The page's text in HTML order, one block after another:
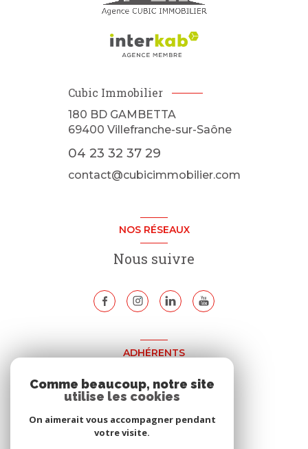
Cubic Immobilier
180 BD GAMBETTA
69400 Villefranche-sur-Saône
04 23 32 37 29
contact@cubicimmobilier.com
NOS RÉSEAUX
Nous suivre
ADHÉRENTS
Nous adhérons
Comme beaucoup, notre site
utilise les cookies
On aimerait vous accompagner pendant
votre visite.